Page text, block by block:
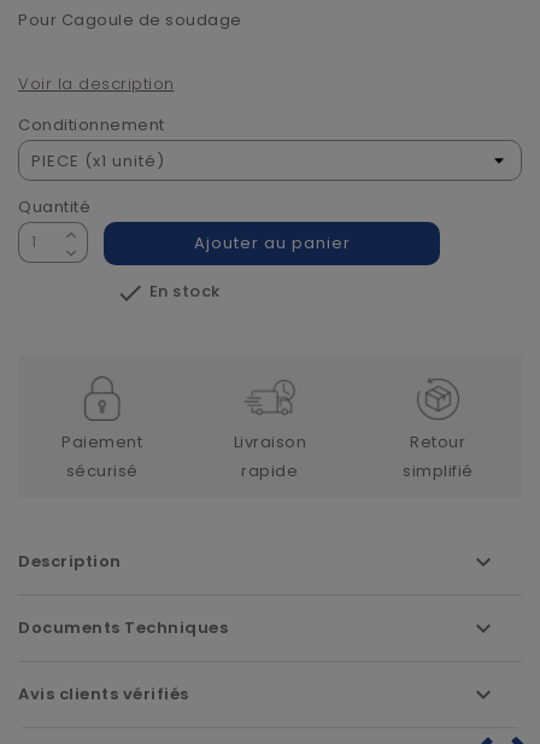
Pour Cagoule de soudage
Voir la description
Conditionnement
Quantité
Ajouter au panier
 En stock
Paiement
sécurisé
Livraison
rapide
Retour
simplifié
Description
Documents Techniques
Avis clients vérifiés